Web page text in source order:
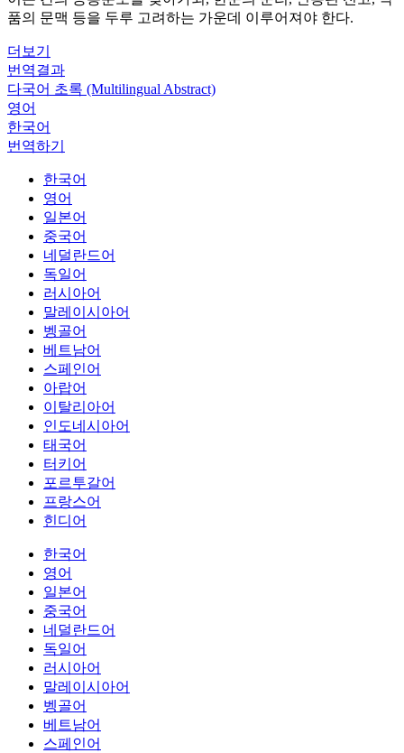
품의 문맥 등을 두루 고려하는 가운데 이루어져야 한다.
더보기
번역결과
다국어 초록 (Multilingual Abstract)
영어
한국어
번역하기
한국어
영어
일본어
중국어
네덜란드어
독일어
러시아어
말레이시아어
벵골어
베트남어
스페인어
아랍어
이탈리아어
인도네시아어
태국어
터키어
포르투갈어
프랑스어
힌디어
한국어
영어
일본어
중국어
네덜란드어
독일어
러시아어
말레이시아어
벵골어
베트남어
스페인어